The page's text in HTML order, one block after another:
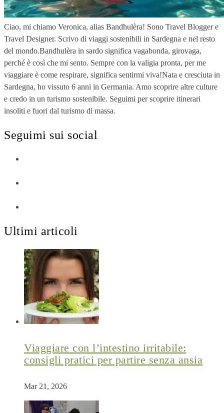
Ciao, mi chiamo Veronica, alias Bandhulèra! Sono Travel Blogger e
Travel Designer. Scrivo di viaggi sostenibili in Sardegna e nel resto
del mondo.Bandhulèra in sardo significa vagabonda, girovaga,
perché è così che mi sento. Sempre con la valigia pronta, per me
viaggiare è come respirare, significa sentirmi viva!Nata e cresciuta in
Sardegna, ho vissuto 6 anni in Germania. Amo scoprire altre culture
e credo in un turismo sostenibile. Seguimi per scoprire itinerari
insoliti e fuori dal turismo di massa.
Seguimi sui social
Ultimi articoli
Viaggiare con l’intestino irritabile:
consigli pratici per partire senza ansia
Mar 21, 2026